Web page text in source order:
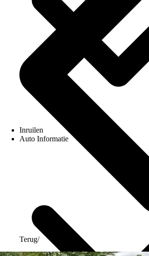
Inruilen
Auto Informatie
Terug/